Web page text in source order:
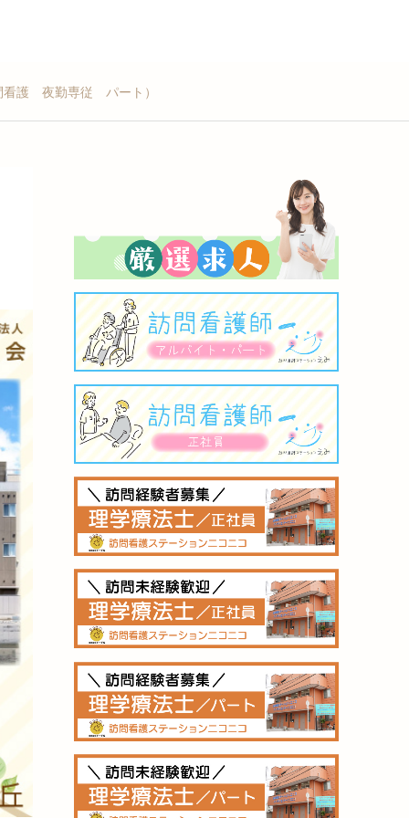
看護 夜勤専従 パート）